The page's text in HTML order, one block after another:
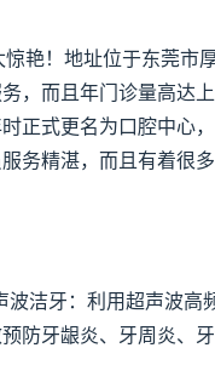
艳！地址位于东莞市
，而且年门诊量高达
正式更名为口腔中心
务精湛，而且有着很
波洁牙：利用超声波
防牙龈炎、牙周炎、